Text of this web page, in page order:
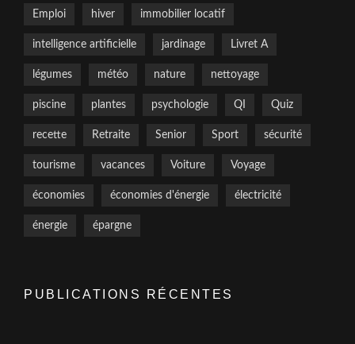
Emploi hiver immobilier locatif
intelligence artificielle jardinage Livret A
légumes météo nature nettoyage
piscine plantes psychologie QI Quiz
recette Retraite Senior Sport sécurité
tourisme vacances Voiture Voyage
économies économies d'énergie électricité
énergie épargne
PUBLICATIONS RÉCENTES